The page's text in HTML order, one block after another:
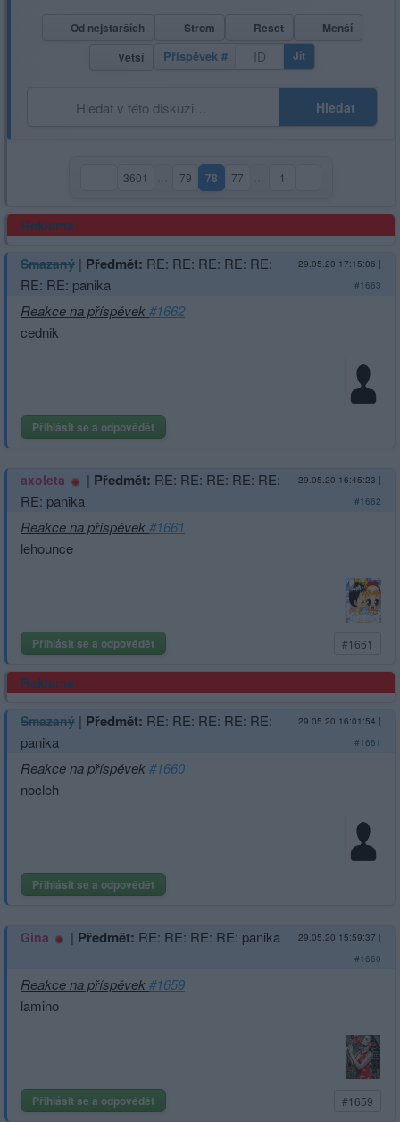
Od nejstarších Strom Reset
Menší
Větší
Příspěvek # Jít
Hledat
3601 79 78(aktuální strana)
77 1
Reklama
Smazaný | Předmět: RE: RE: RE: RE: RE:
RE: RE: panika
29.05.20 17:15:06 |
#1663
Reakce na příspěvek#1662
cednik
Přihlásit se a odpovědět
axoleta | Předmět: RE: RE: RE: RE: RE:
RE: panika
29.05.20 16:45:23 |
#1662
Reakce na příspěvek#1661
lehounce
Přihlásit se a odpovědět #1661
Reklama
Smazaný | Předmět: RE: RE: RE: RE: RE:
panika
29.05.20 16:01:54 |
#1661
Reakce na příspěvek#1660
nocleh
Přihlásit se a odpovědět
Gina | Předmět: RE: RE: RE: RE: panika 29.05.20 15:59:37 |
#1660
Reakce na příspěvek#1659
lamino
Přihlásit se a odpovědět #1659